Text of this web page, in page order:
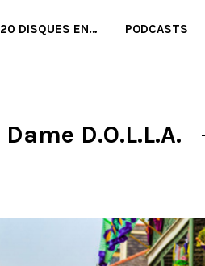
20 DISQUES EN… PODCASTS
Dame D.O.L.L.A.